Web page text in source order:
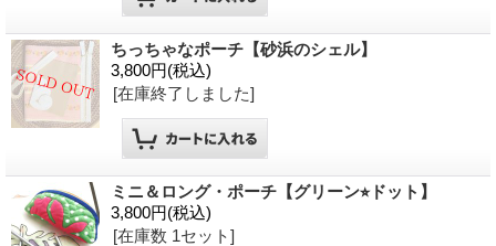
ちっちゃなポーチ【砂浜のシェル】
3,800円(税込)
[在庫終了しました]
ミニ＆ロング・ポーチ【グリーン⭐︎ドット】
3,800円(税込)
[在庫数 1セット]